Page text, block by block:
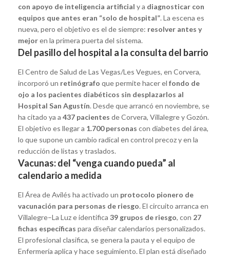
con apoyo de inteligencia artificial y a diagnosticar con
equipos que antes eran “solo de hospital”. La escena es
nueva, pero el objetivo es el de siempre: resolver antes y
mejoren la primera puerta del sistema.
Del pasillo del hospital a la consulta del barrio
El Centro de Salud de Las Vegas/Les Vegues, en Corvera,
incorporó un retinógrafo que permite hacer el fondo de
ojo a los pacientes diabéticos sin desplazarlos al
Hospital San Agustín. Desde que arrancó en noviembre, se
ha citado ya a 437 pacientes de Corvera, Villalegre y Gozón.
El objetivo es llegar a 1.700 personas con diabetes del área,
lo que supone un cambio radical en control precoz y en la
reducción de listas y traslados.
Vacunas: del “venga cuando pueda” al
calendario a medida
El Área de Avilés ha activado un protocolo pionero de
vacunación para personas de riesgo. El circuito arranca en
Villalegre–La Luz e identifica 39 grupos de riesgo, con 27
fichas específicas para diseñar calendarios personalizados.
El profesional clasifica, se genera la pauta y el equipo de
Enfermería aplica y hace seguimiento. El plan está diseñado